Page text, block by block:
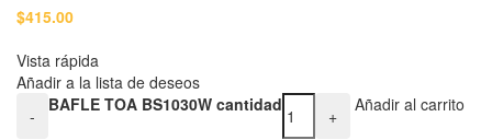
$415.00
Vista rápida
Añadir a la lista de deseos
-
BAFLE TOA BS1030W cantidad
+
Añadir al carrito